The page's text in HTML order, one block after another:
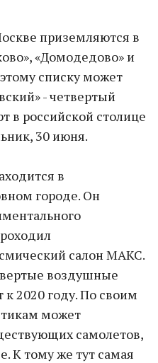
приземляются в
«Домодедово» и
списку может
- четвертый
в российской столице
30 июня.
в
городе. Он
салон МАКС.
воздушные
2020 году. По своим
может
самолетов,
К тому же тут самая